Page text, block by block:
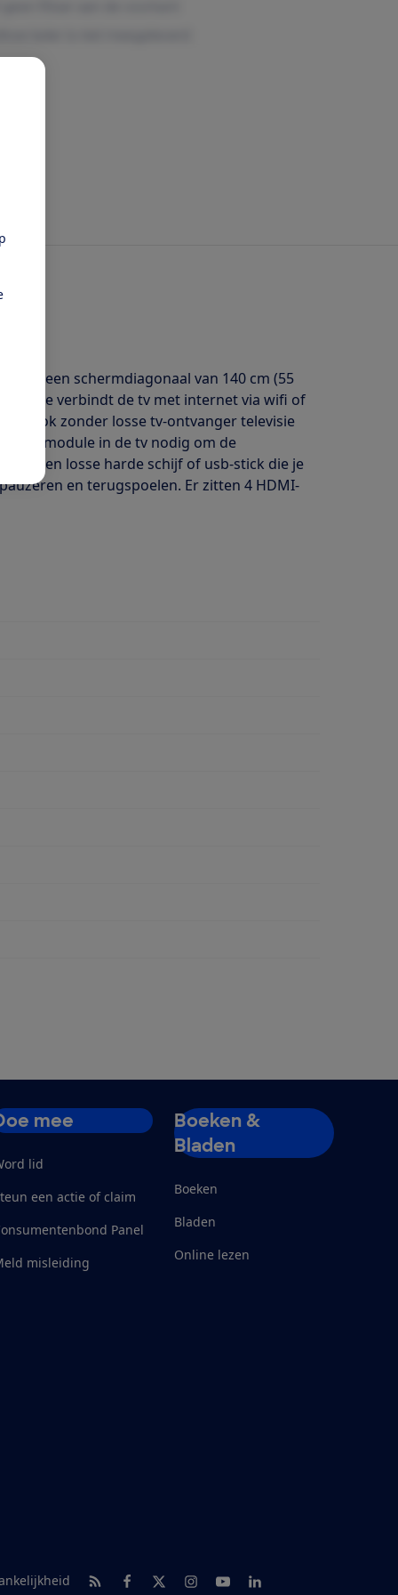
met een schermdiagonaal van 140 cm (55
Je verbindt de tv met internet via wifi of
ook zonder losse tv-ontvanger televisie
CI+ module in de tv nodig om de
Via een losse harde schijf of usb-stick die je
en terugspoelen. Er zitten 4 HDMI-
mee
lid
een actie of claim
Panel
misleiding
Boeken &
Bladen
Boeken
Bladen
Online lezen
RSS-feed nieuws
Facebook
TwitterInstagram
YoutubeLinkedIn